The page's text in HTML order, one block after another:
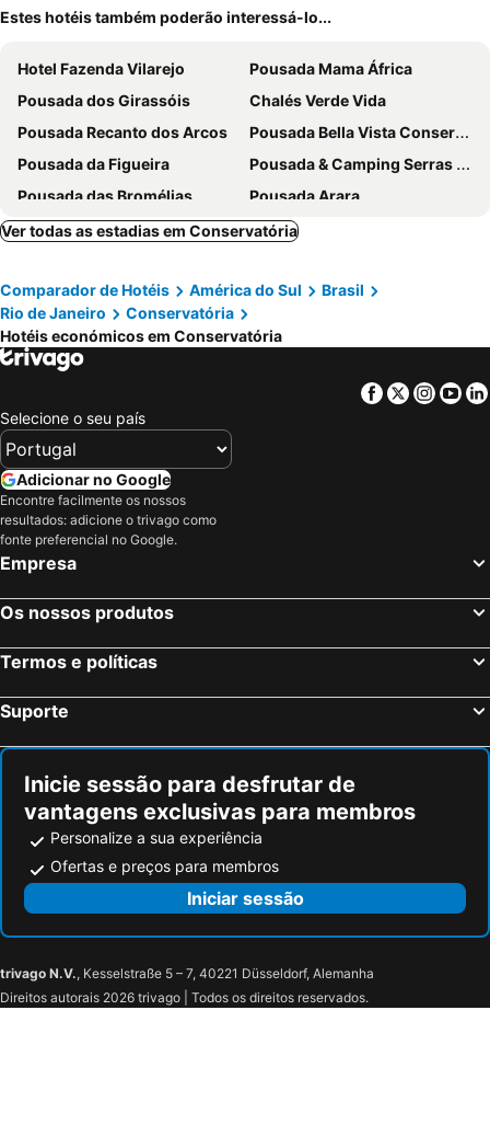
Estes hotéis também poderão interessá-lo...
Hotel Fazenda Vilarejo
Pousada Mama África
Pousada dos Girassóis
Chalés Verde Vida
Pousada Recanto dos Arcos
Pousada Bella Vista Conservatória
Pousada da Figueira
Pousada & Camping Serras Verdes
Pousada das Bromélias
Pousada Arara
Pousada E Restaurante Arara
Ver todas as estadias em Conservatória
Comparador de Hotéis América do Sul
Brasil
Rio de Janeiro
Conservatória
Hotéis económicos em Conservatória
Facebook
Twitter
Selecione o seu país
Adicionar no Google
Encontre facilmente os nossos
resultados: adicione o trivago como
fonte preferencial no Google.
Empresa
Os nossos produtos
Termos e políticas
Suporte
Inicie sessão para desfrutar de
vantagens exclusivas para membros
Personalize a sua experiência
Ofertas e preços para membros
Iniciar sessão
trivago N.V., Kesselstraße 5 – 7, 40221 Düsseldorf, Alemanha
Direitos autorais 2026 trivago | Todos os direitos reservados.